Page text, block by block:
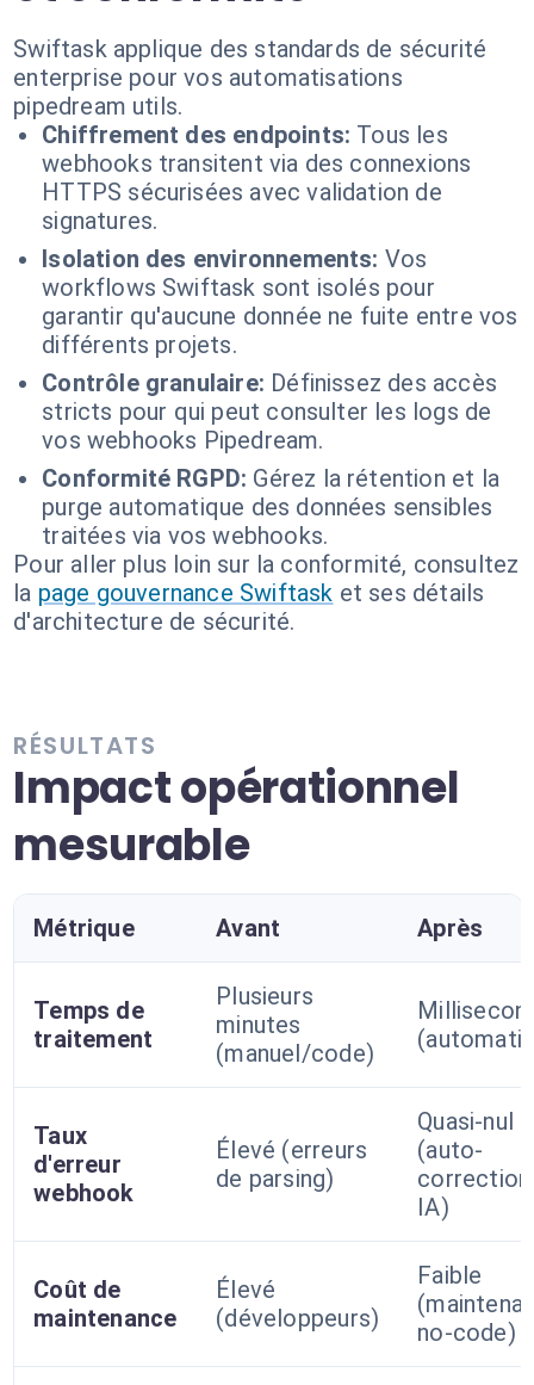
Swiftask applique des standards de sécurité
enterprise pour vos automatisations
pipedream utils.
Chiffrement des endpoints: Tous les
webhooks transitent via des connexions
HTTPS sécurisées avec validation de
signatures.
Isolation des environnements: Vos
workflows Swiftask sont isolés pour
garantir qu'aucune donnée ne fuite entre vos
différents projets.
Contrôle granulaire: Définissez des accès
stricts pour qui peut consulter les logs de
vos webhooks Pipedream.
Conformité RGPD: Gérez la rétention et la
purge automatique des données sensibles
traitées via vos webhooks.
Pour aller plus loin sur la conformité, consultez
la page gouvernance Swiftask et ses détails
d'architecture de sécurité.
RÉSULTATS
Impact opérationnel
mesurable
Métrique Avant Après
Temps de
traitement
Plusieurs
minutes
(manuel/code)
Taux
d'erreur
webhook
Élevé (erreurs
de parsing)
Quasi-nul
(auto-
correction
IA)
Coût de
maintenance
Élevé
(développeurs)
Faible
no-code)